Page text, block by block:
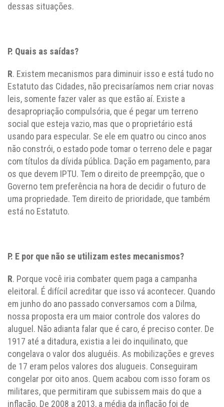
dessas situações.
P. Quais as saídas?
R. Existem mecanismos para diminuir isso e está tudo no
Estatuto das Cidades, não precisaríamos nem criar novas
leis, somente fazer valer as que estão aí. Existe a
desapropriação compulsória, que é pegar um terreno
social que esteja vazio, mas que o proprietário está
usando para especular. Se ele em quatro ou cinco anos
não constrói, o estado pode tomar o terreno dele e pagar
com títulos da dívida pública. Dação em pagamento, para
os que devem IPTU. Tem o direito de preempção, que o
Governo tem preferência na hora de decidir o futuro de
uma propriedade. Tem direito de prioridade, que também
está no Estatuto.
P. E por que não se utilizam estes mecanismos?
R. Porque você iria combater quem paga a campanha
eleitoral. É difícil acreditar que isso vá acontecer. Quando
em junho do ano passado conversamos com a Dilma,
nossa proposta era um maior controle dos valores do
aluguel. Não adianta falar que é caro, é preciso conter. De
1917 até a ditadura, existia a lei do inquilinato, que
congelava o valor dos aluguéis. As mobilizações e greves
de 17 eram pelos valores dos alugueis. Conseguiram
congelar por oito anos. Quem acabou com isso foram os
militares, que permitiram que subissem mais do que a
inflação. De 2008 a 2013, a média da inflação foi de